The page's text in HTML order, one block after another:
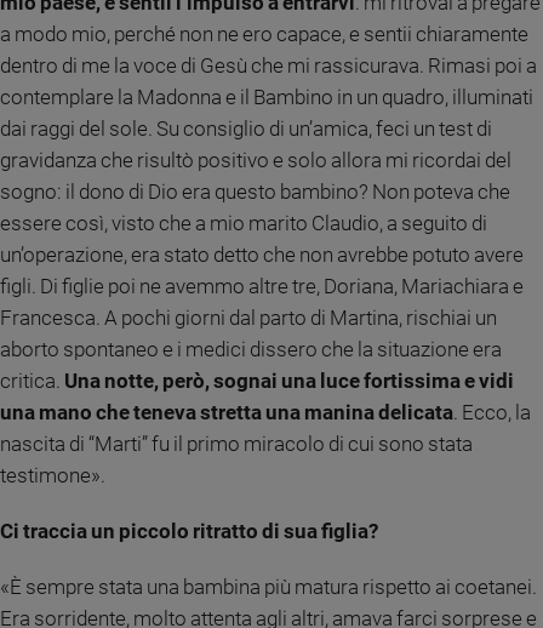
Podcast
Privacy
Policy
Chi
Contatti
Redazione
Social
a modo mio, perché non ne ero capace, e sentii chiaramente
dentro di me la voce di Gesù che mi rassicurava. Rimasi poi a
contemplare la Madonna e il Bambino in un quadro, illuminati
dai raggi del sole. Su consiglio di un’amica, feci un test di
gravidanza che risultò positivo e solo allora mi ricordai del
sogno: il dono di Dio era questo bambino? Non poteva che
essere così, visto che a mio marito Claudio, a seguito di
un’operazione, era stato detto che non avrebbe potuto avere
figli. Di figlie poi ne avemmo altre tre, Doriana, Mariachiara e
Francesca. A pochi giorni dal parto di Martina, rischiai un
aborto spontaneo e i medici dissero che la situazione era
critica. Una notte, però, sognai una luce fortissima e vidi
una mano che teneva stretta una manina delicata. Ecco, la
nascita di “Marti” fu il primo miracolo di cui sono stata
testimone».
Ci traccia un piccolo ritratto di sua figlia?
«È sempre stata una bambina più matura rispetto ai coetanei.
Era sorridente, molto attenta agli altri, amava farci sorprese e